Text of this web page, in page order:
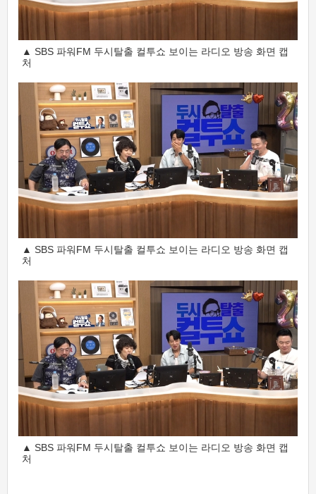
▲ SBS 파워FM 두시탈출 컬투쇼 보이는 라디오 방송 화면 캡
처
▲ SBS 파워FM 두시탈출 컬투쇼 보이는 라디오 방송 화면 캡
처
▲ SBS 파워FM 두시탈출 컬투쇼 보이는 라디오 방송 화면 캡
처